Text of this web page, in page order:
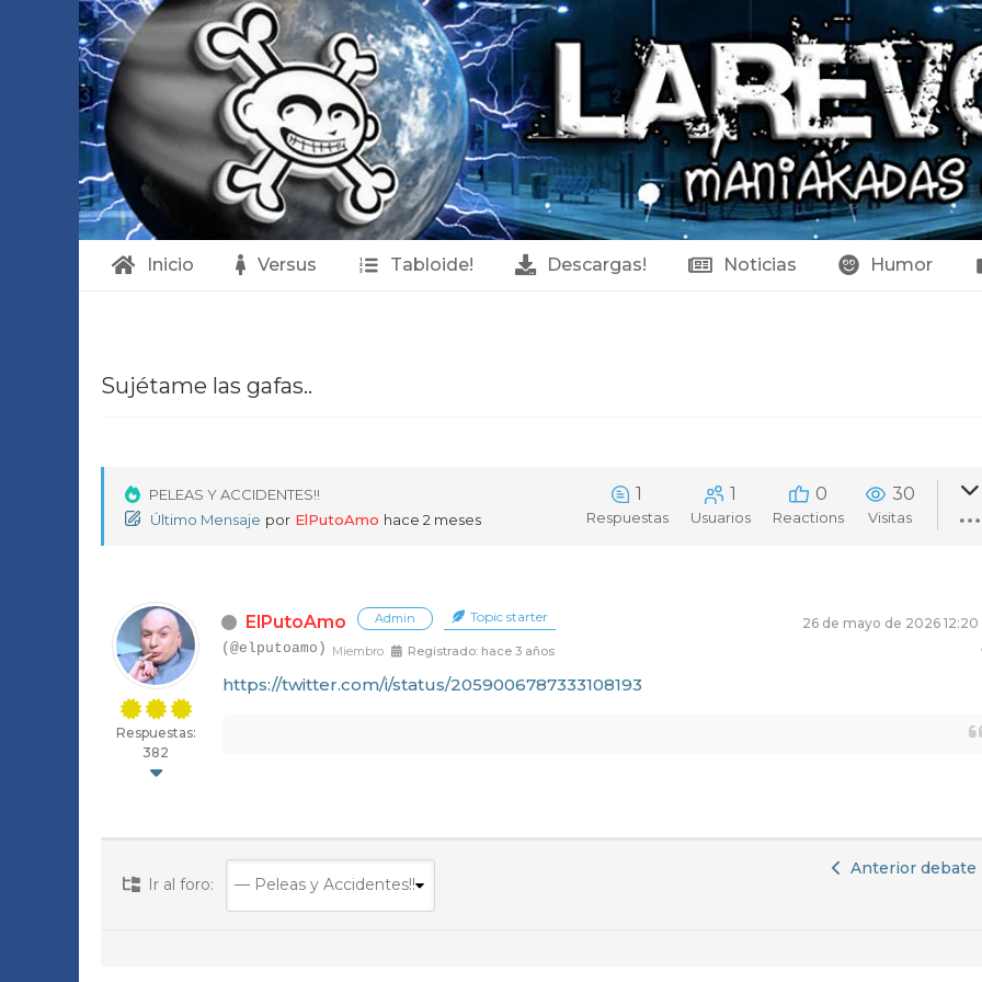
Inicio Versus Tabloide! Descargas! Noticias Humor
S
u
m
e
a
a
Sujétame las gafas..
PELEAS Y ACCIDENTES!!
Último Mensaje por ElPutoAmo hace 2 meses
1
Respuestas
1
Usuarios
0
Reactions
30
Visitas
Respuestas:
382
ElPutoAmo Admin Topic starter
26 de mayo de 2026 12:20
(@elputoamo) Miembro Registrado: hace 3 años
https://twitter.com/i/status/2059006787333108193
Ir al foro:
Anterior debate